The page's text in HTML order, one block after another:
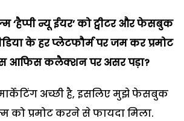
‘हैप्पी न्यू ईयर’ को ट्वीटर और फेसबुक
के हर प्लेटफौर्म पर जम कर प्रमोट
आफिस कलैक्शन पर असर पड़ा?
अच्छी है, इसलिए मुझे फेसबुक
को प्रमोट करने से फायदा मिला.